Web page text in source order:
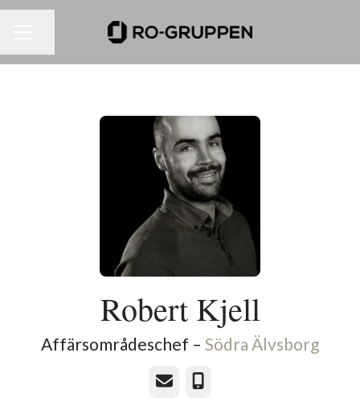
Robert Kjell
Affärsområdeschef – Södra Älvsborg
E-post Telefon